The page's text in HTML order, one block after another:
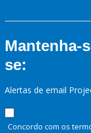
Mantenha-
se:
Alertas de email
Concordo com os